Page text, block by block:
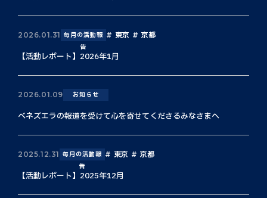
2026.01.31 毎月の活動報
告
東京 京都
【活動レポート】2026年1月
2026.01.09 お知らせ
ベネズエラの報道を受けて心を寄せてくださるみなさまへ
2025.12.31 毎月の活動報
告
東京 京都
【活動レポート】2025年12月